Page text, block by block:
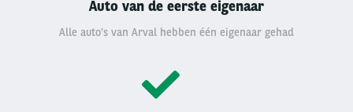
Auto van de eerste eigenaar
Alle auto’s van Arval hebben één eigenaar gehad